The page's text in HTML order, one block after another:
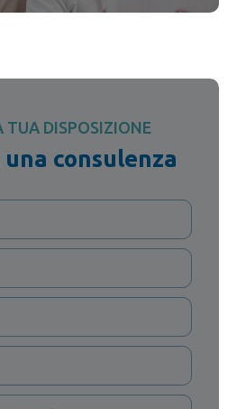
TUA DISPOSIZIONE
consulenza